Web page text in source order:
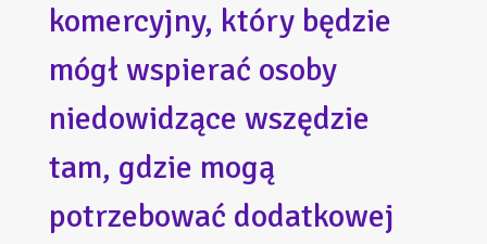
komercyjny, który będzie
mógł wspierać osoby
niedowidzące wszędzie
tam, gdzie mogą
potrzebować dodatkowej